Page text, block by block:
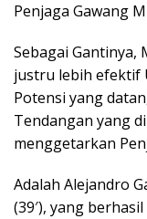
Penjaga Gawang
Sebagai Gantinya,
justru lebih efektif
Potensi yang
Tendangan yang
menggetarkan
Adalah Alejandro
(39′), yang